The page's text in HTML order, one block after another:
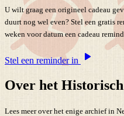
U wilt graag een origineel cadeau
duurt nog wel even? Stel een gratis
weken voor datum een cadeau
Stel een reminder in
Over het
Lees meer over het enige archief in